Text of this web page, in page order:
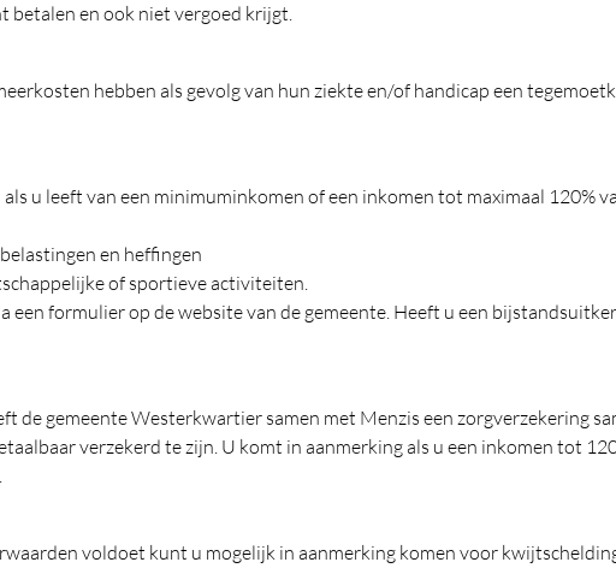
betalen en ook niet vergoed krijgt.
hebben als gevolg van hun ziekte en/of handicap een
u leeft van een minimuminkomen of een inkomen tot maximaal 120%
en heffingen
of sportieve activiteiten.
een formulier op de website van de gemeente. Heeft u een
de gemeente Westerkwartier samen met Menzis een zorgverzekering
verzekerd te zijn. U komt in aanmerking als u een inkomen tot
.
voldoet kunt u mogelijk in aanmerking komen voor